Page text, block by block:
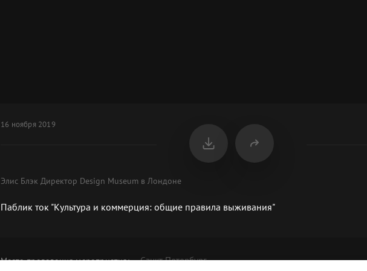
16 ноября 2019
Элис Блэк Директор Design Museum в Лондоне
Паблик ток "Культура и коммерция: общие правила выживания"
Место проведениямероприятия: Санкт-Петербург